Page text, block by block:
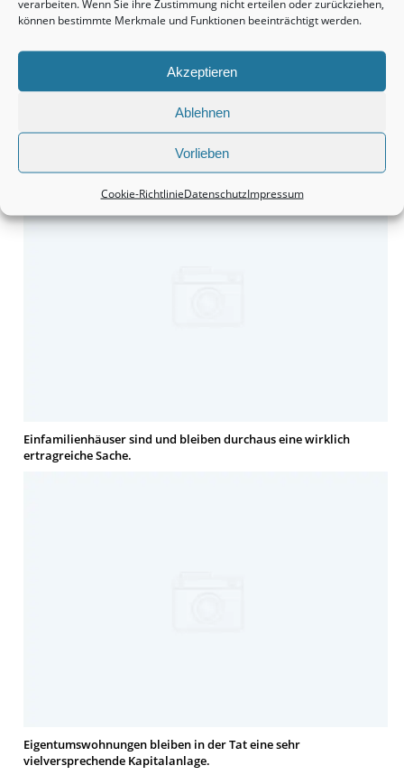
verarbeiten. Wenn Sie ihre Zustimmung nicht erteilen oder zurückziehen,
können bestimmte Merkmale und Funktionen beeinträchtigt werden.
Akzeptieren
Ablehnen
Vorlieben
Cookie-RichtlinieDatenschutzImpressum
Grundstücke sind durchaus eine interessante Anschaffung.
Einfamilienhäuser sind und bleiben durchaus eine wirklich
ertragreiche Sache.
Eigentumswohnungen bleiben in der Tat eine sehr
vielversprechende Kapitalanlage.